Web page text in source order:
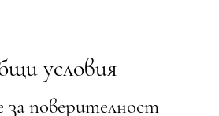
условия
за поверителност